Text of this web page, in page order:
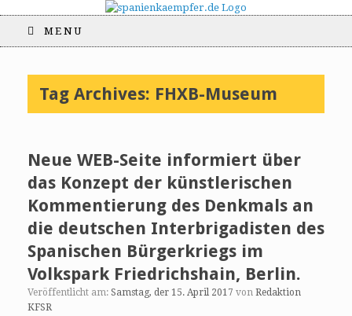
MENU
Tag Archives: FHXB-Museum
Neue WEB-Seite informiert über
das Konzept der künstlerischen
Kommentierung des Denkmals an
die deutschen Interbrigadisten des
Spanischen Bürgerkriegs im
Volkspark Friedrichshain, Berlin.
Veröffentlicht am: Samstag, der 15. April 2017 von Redaktion
KFSR